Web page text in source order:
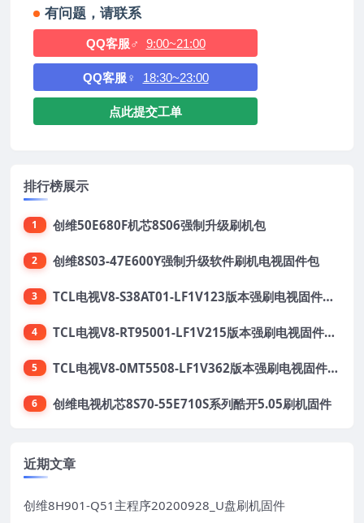
有问题，请联系
QQ客服♂ 9:00~21:00
QQ客服♀ 18:30~23:00
点此提交工单
排行榜展示
1 创维50E680F机芯8S06强制升级刷机包
2 创维8S03-47E600Y强制升级软件刷机电视固件包
3 TCL电视V8-S38AT01-LF1V123版本强刷电视固件包下载
4 TCL电视V8-RT95001-LF1V215版本强刷电视固件包下载
5 TCL电视V8-0MT5508-LF1V362版本强刷电视固件包下载
6 创维电视机芯8S70-55E710S系列酷开5.05刷机固件
近期文章
创维8H901-Q51主程序20200928_U盘刷机固件